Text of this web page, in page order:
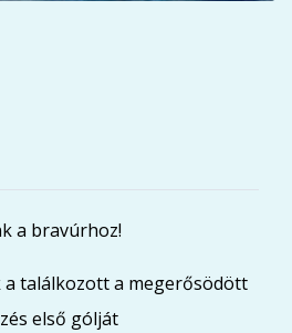
a bravúrhoz!
a találkozott a megerősödött
első gólját